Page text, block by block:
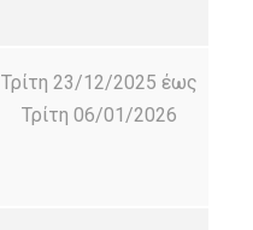
Τρίτη 23/12/2025 έως
Τρίτη 06/01/2026